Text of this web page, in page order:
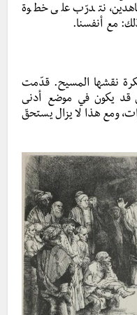
نتدرّب على خطوة
مع أنفسنا.
نقشها المسيح. قدّمت
قد يكون في موضع أدنى
ومع هذا لا يزال يستحقّ